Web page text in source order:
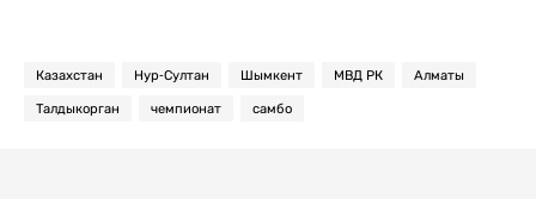
Казахстан Нур-Султан Шымкент МВД РК Алматы
Талдыкорган чемпионат самбо